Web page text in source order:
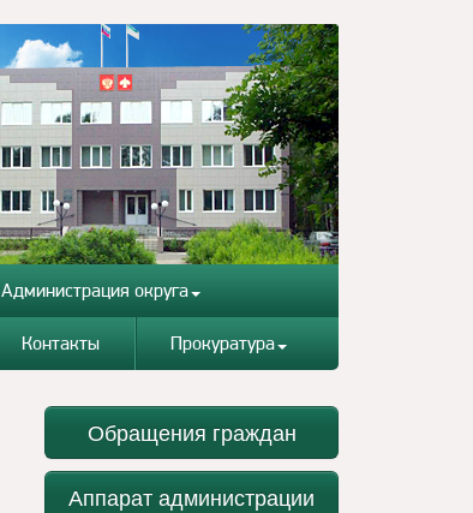
Администрация округа
Контакты Прокуратура
Обращения граждан
Аппарат администрации